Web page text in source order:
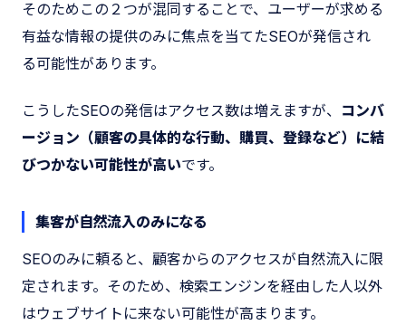
そのためこの２つが混同することで、ユーザーが求める
有益な情報の提供のみに焦点を当てたSEOが発信され
る可能性があります。
こうしたSEOの発信はアクセス数は増えますが、 コンバ
ージョン（顧客の具体的な行動、購買、登録など）に結
びつかない可能性が高いです。
集客が自然流入のみになる
SEOのみに頼ると、顧客からのアクセスが自然流入に限
定されます。そのため、検索エンジンを経由した人以外
はウェブサイトに来ない可能性が高まります。